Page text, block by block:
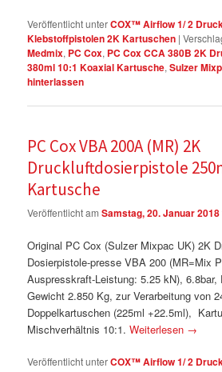
Veröffentlicht unterCOX™ Airflow 1/ 2
Klebstoffpistolen 2K Kartuschen |
Medmix, PC Cox, PC Cox CCA 380B 2K
380ml 10:1 Koaxial Kartusche,Sulzer
hinterlassen
PC Cox VBA 200A (MR) 2K
Druckluftdosierpistole
Kartusche
Veröffentlicht amSamstag, 20. Januar 2018
Original PC Cox (Sulzer Mixpac UK) 2K
Dosierpistole-presse VBA 200 (MR=Mix
Auspresskraft-Leistung: 5.25 kN),
Gewicht 2.850 Kg, zur Verarbeitung von
Doppelkartuschen (225ml +22.5ml),
Mischverhältnis 10:1.Weiterlesen →
Veröffentlicht unterCOX™ Airflow 1/ 2